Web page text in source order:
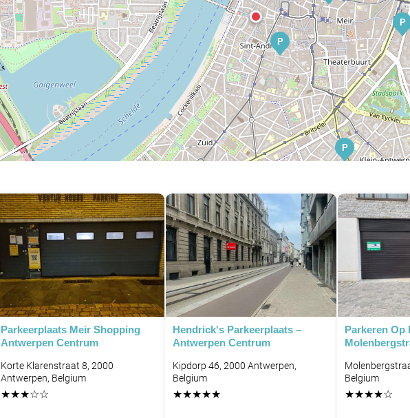
P
P
P
P
Parkeerplaats Meir Shopping
Antwerpen Centrum
Korte Klarenstraat 8, 2000
Antwerpen, Belgium
★★★☆☆
Hendrick's Parkeerplaats –
Antwerpen Centrum
Kipdorp 46, 2000 Antwerpen,
Belgium
★★★★★
Parkeren Op
Belgium
★★★★☆